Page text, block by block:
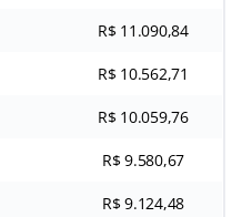
R$ 11.090,84
R$ 10.562,71
R$ 10.059,76
R$ 9.580,67
R$ 9.124,48